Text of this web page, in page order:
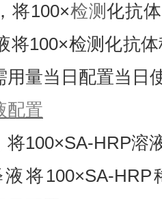
将100×检测化抗
将100×检测化抗
用量当日配置当日
配置
将100×SA-HRP溶
将100×SA-HRP